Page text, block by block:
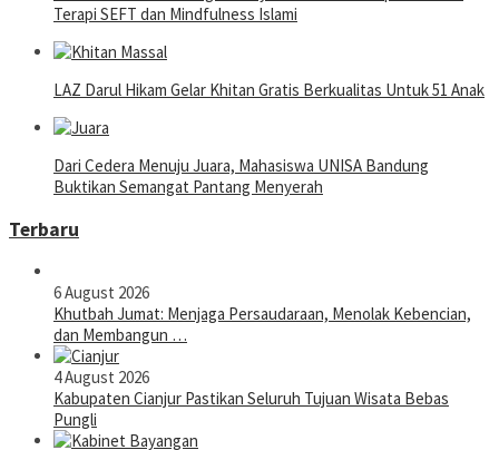
Terapi SEFT dan Mindfulness Islami
LAZ Darul Hikam Gelar Khitan Gratis Berkualitas Untuk 51 Anak
Dari Cedera Menuju Juara, Mahasiswa UNISA Bandung
Buktikan Semangat Pantang Menyerah
Terbaru
6 August 2026
Khutbah Jumat: Menjaga Persaudaraan, Menolak Kebencian,
dan Membangun …
4 August 2026
Kabupaten Cianjur Pastikan Seluruh Tujuan Wisata Bebas
Pungli